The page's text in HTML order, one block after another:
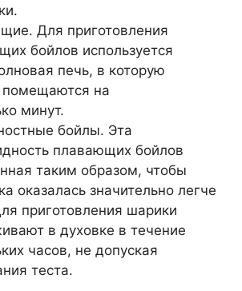
Для приготовления
бойлов используется
печь, в которую
на
минут.
бойлы. Эта
плавающих бойлов
таким образом, чтобы
оказалась значительно легче
приготовления шарики
в духовке в течение
часов, не допуская
теста.